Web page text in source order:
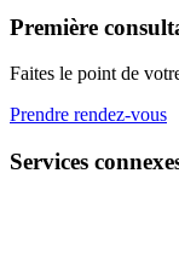
Première
Faites le point de
Prendre rendez-vous
Services